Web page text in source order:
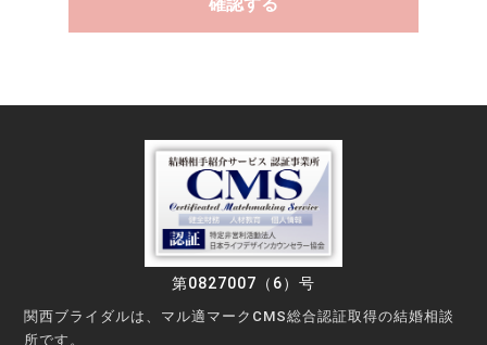
第0827007（6）号
関西ブライダルは、マル適マークCMS総合認証取得の結婚相談
所です。